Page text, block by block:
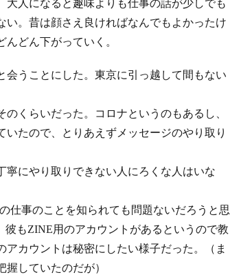
人になると趣味よりも仕事の話が少しでも
い。昔は顔さえ良ければなんでもよかったけ
どん下がっていく。
会うことにした。東京に引っ越して間もない
くらいだった。コロナというのもあるし、
たので、とりあえずメッセージのやり取り
寧にやり取りできない人にろくな人はいな
仕事のことを知られても問題ないだろうと思
彼もZINE用のアカウントがあるというので教
アカウントは秘密にしたい様子だった。（ま
していたのだが）